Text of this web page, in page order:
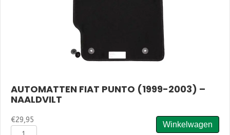
AUTOMATTEN FIAT PUNTO (1999-2003) –
NAALDVILT
€29,95
Automatten
Winkelwagen